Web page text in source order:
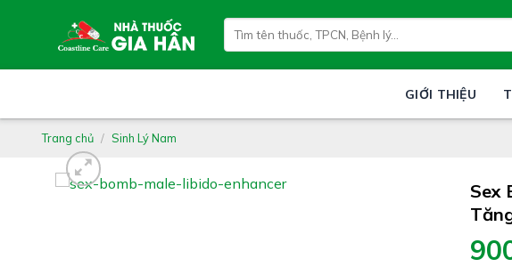
kiếm:
GIỚI THIỆU
Trang chủ / Sinh Lý Nam
Sex